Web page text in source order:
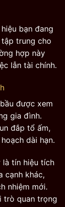
bạn đang
trung cho
hợp này
lẫn tài chính.
được xem
gia đình.
đắp tổ ấm,
dài hạn.
là tín hiệu tích
cạnh khác,
nhiệm mới.
trò quan trọng